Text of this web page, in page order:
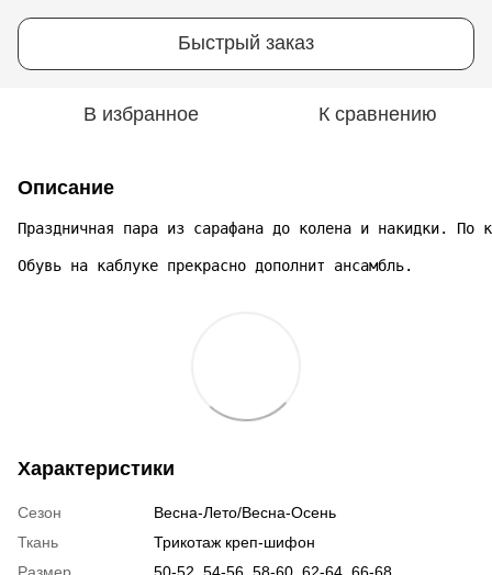
Быстрый заказ
В избранное К сравнению
Описание
Обувь на каблуке прекрасно дополнит ансамбль.
Характеристики
Сезон
Весна-Лето/Весна-Осень
Ткань
Трикотаж креп-шифон
Размер
50-52, 54-56, 58-60, 62-64, 66-68